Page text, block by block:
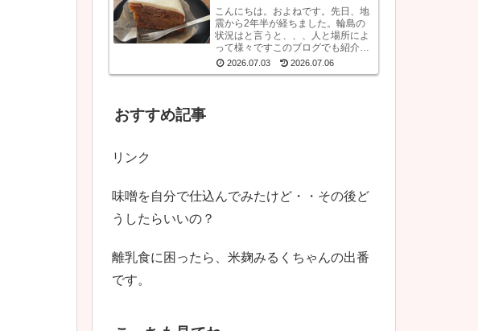
こんにちは。およねです。先日、地
震から2年半が経ちました。輪島の
状況はと言うと、、、人と場所によ
って様々ですこのブログでも紹介し
ていますが、飲食店も再開している
のでとりあえず来てほしいです。宿
2026.07.03 2026.07.06
おすすめ記事
リンク
味噌を自分で仕込んでみたけど・・その後ど
うしたらいいの？
離乳食に困ったら、米麹みるくちゃんの出番
です。